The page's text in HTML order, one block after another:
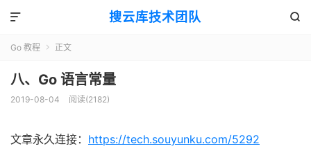
搜云库技术团队 

Go 教程  正文
八、Go 语言常量
2019-08-04 阅读(2182)
文章永久连接： https://tech.souyunku.com/5292